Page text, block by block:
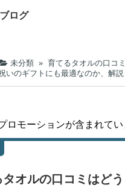
ログ
未分類 » 育てるタオルの口コ
いのギフトにも最適なのか、解
ロモーションが含まれてい
タオルの口コミはど